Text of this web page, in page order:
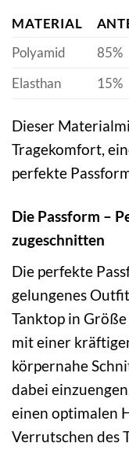
MATERIAL
Polyamid
85%
Elasthan
15%
Dieser
Tragekomfort,
perfekte
Die Passform –
zugeschnitten
Die perfekte
gelungenes
Tanktop in
mit einer
körpernahe
dabei
einen optimalen
Verrutschen des